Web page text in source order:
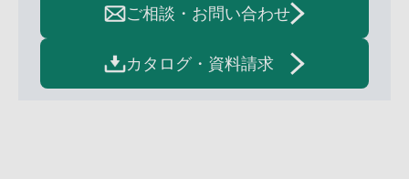
ご相談・お問い合わせ
カタログ・資料請求